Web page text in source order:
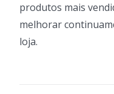
produtos mais
melhorar
loja.